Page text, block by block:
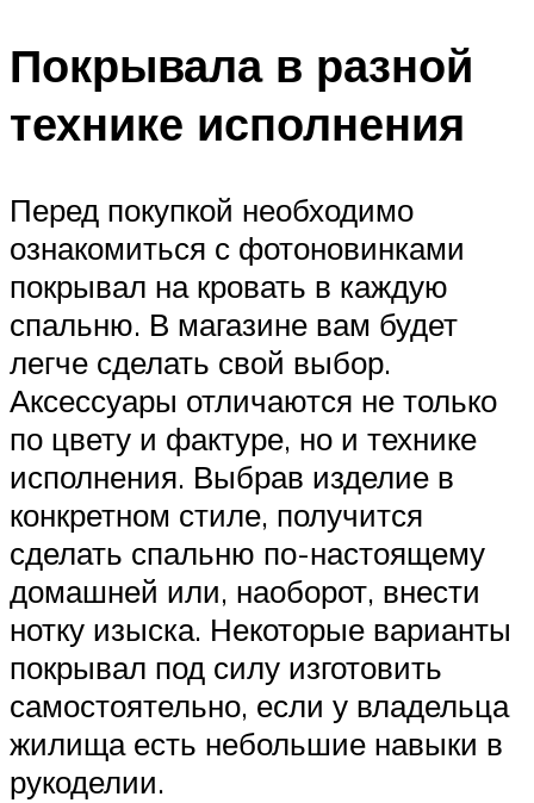
Покрывала в разной
технике исполнения
Перед покупкой необходимо
ознакомиться с фотоновинками
покрывал на кровать в каждую
спальню. В магазине вам будет
легче сделать свой выбор.
Аксессуары отличаются не только
по цвету и фактуре, но и технике
исполнения. Выбрав изделие в
конкретном стиле, получится
сделать спальню по-настоящему
домашней или, наоборот, внести
нотку изыска. Некоторые варианты
покрывал под силу изготовить
самостоятельно, если у владельца
жилища есть небольшие навыки в
рукоделии.